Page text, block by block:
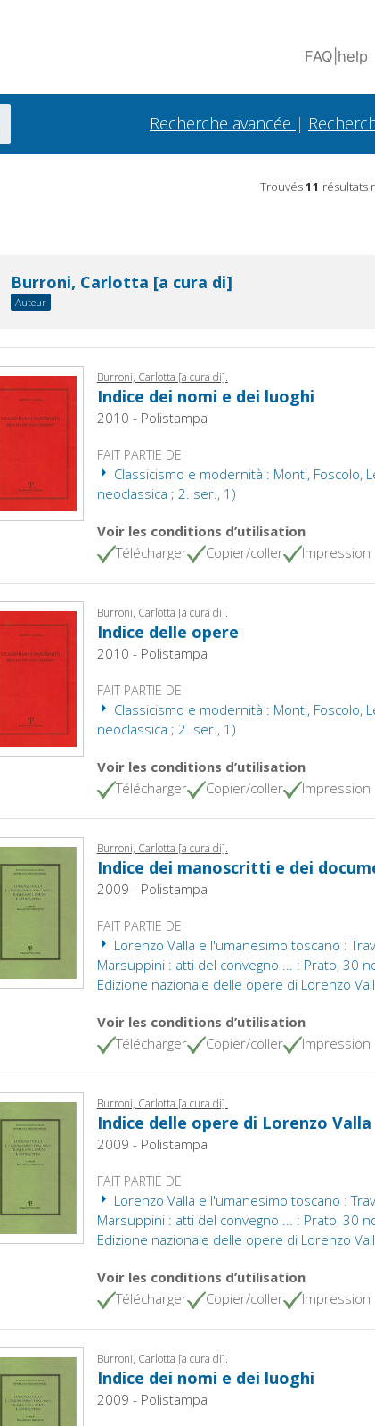
FAQ help
Recherche avancée |
Trouvés11 résultats
Burroni, Carlotta [a cura di]
Auteur
Burroni, Carlotta [a cura di].
Indice dei nomi e dei luoghi
2010 - Polistampa
FAIT PARTIE DE
Classicismo e modernità : Monti, Foscolo,
neoclassica ; 2. ser., 1)
Voir les conditions d’utilisation
Télécharger
Copier/coller Impression
Burroni, Carlotta [a cura di].
Indice delle opere
2010 - Polistampa
FAIT PARTIE DE
Classicismo e modernità : Monti, Foscolo,
neoclassica ; 2. ser., 1)
Voir les conditions d’utilisation
Télécharger
Copier/coller Impression
Burroni, Carlotta [a cura di].
Indice dei manoscritti e dei
2009 - Polistampa
FAIT PARTIE DE
Lorenzo Valla e l'umanesimo toscano :
Marsuppini : atti del convegno ... : Prato, 30
Edizione nazionale delle opere di Lorenzo
Voir les conditions d’utilisation
Télécharger
Copier/coller Impression
Burroni, Carlotta [a cura di].
Indice delle opere di Lorenzo Valla
2009 - Polistampa
FAIT PARTIE DE
Lorenzo Valla e l'umanesimo toscano :
Marsuppini : atti del convegno ... : Prato, 30
Edizione nazionale delle opere di Lorenzo
Voir les conditions d’utilisation
Télécharger
Copier/coller Impression
Burroni, Carlotta [a cura di].
Indice dei nomi e dei luoghi
2009 - Polistampa